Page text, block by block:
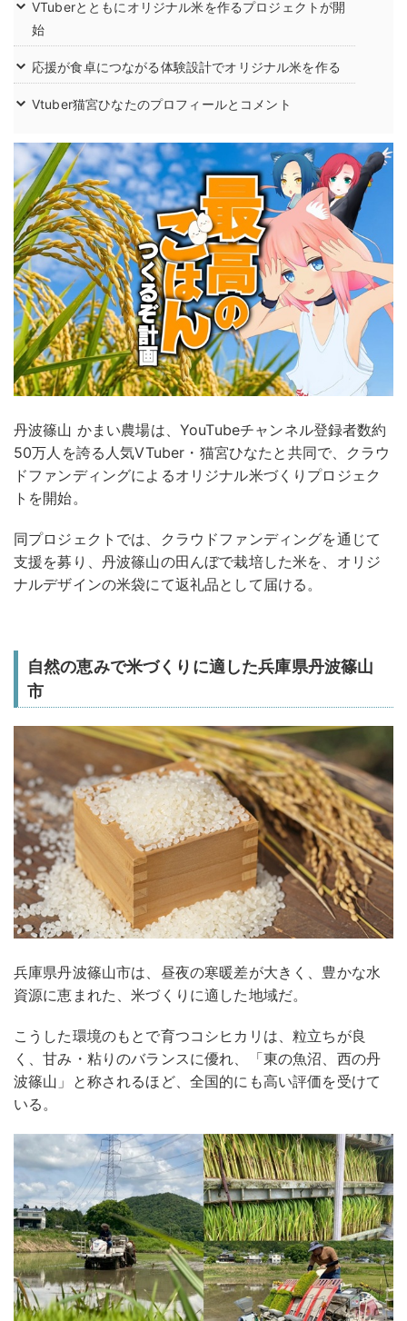
VTuberとともにオリジナル米を作るプロジェクトが開
始
応援が食卓につながる体験設計でオリジナル米を作る
Vtuber猫宮ひなたのプロフィールとコメント
丹波篠山 かまい農場は、YouTubeチャンネル登録者数約
50万人を誇る人気VTuber・猫宮ひなたと共同で、クラウ
ドファンディングによるオリジナル米づくりプロジェク
トを開始。
同プロジェクトでは、クラウドファンディングを通じて
支援を募り、丹波篠山の田んぼで栽培した米を、オリジ
ナルデザインの米袋にて返礼品として届ける。
自然の恵みで米づくりに適した兵庫県丹波篠山
市
兵庫県丹波篠山市は、昼夜の寒暖差が大きく、豊かな水
資源に恵まれた、米づくりに適した地域だ。
こうした環境のもとで育つコシヒカリは、粒立ちが良
く、甘み・粘りのバランスに優れ、「東の魚沼、西の丹
波篠山」と称されるほど、全国的にも高い評価を受けて
いる。